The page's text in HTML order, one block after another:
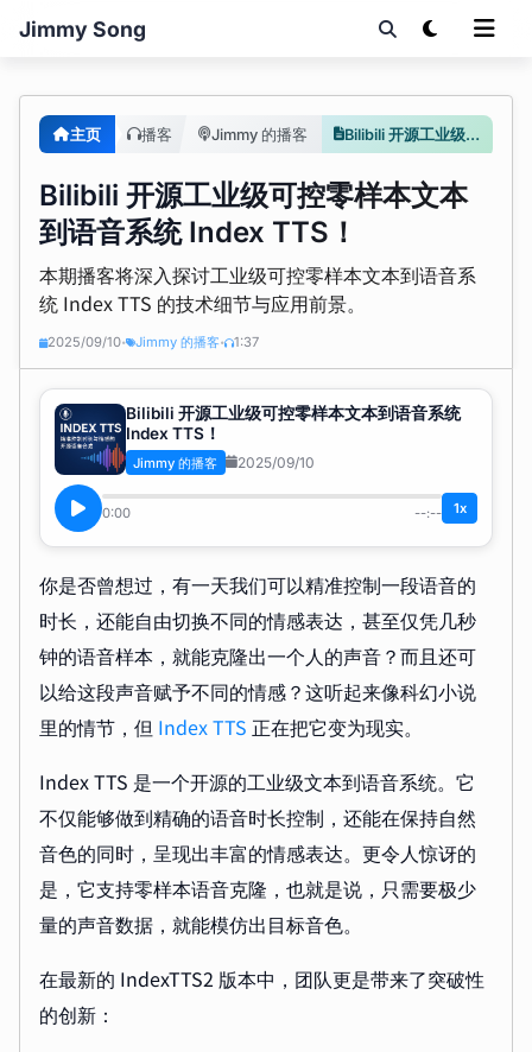
Jimmy Song
主页 播客 Jimmy 的播客 Bilibili 开源工业级可控零样本文本到语音系统 Index TTS！
Bilibili 开源工业级可控零样本文本
到语音系统 Index TTS！
本期播客将深入探讨工业级可控零样本文本到语音系
统 Index TTS 的技术细节与应用前景。
2025/09/10• Jimmy 的播客• 1:37
Bilibili 开源工业级可控零样本文本到语音系统
Index TTS！
Jimmy 的播客 2025/09/10
0:00 --:-- 1x
你是否曾想过，有一天我们可以精准控制一段语音的
时长，还能自由切换不同的情感表达，甚至仅凭几秒
钟的语音样本，就能克隆出一个人的声音？而且还可
以给这段声音赋予不同的情感？这听起来像科幻小说
里的情节，但 Index TTS 正在把它变为现实。
Index TTS 是一个开源的工业级文本到语音系统。它
不仅能够做到精确的语音时长控制，还能在保持自然
音色的同时，呈现出丰富的情感表达。更令人惊讶的
是，它支持零样本语音克隆，也就是说，只需要极少
量的声音数据，就能模仿出目标音色。
在最新的 IndexTTS2 版本中，团队更是带来了突破性
的创新：